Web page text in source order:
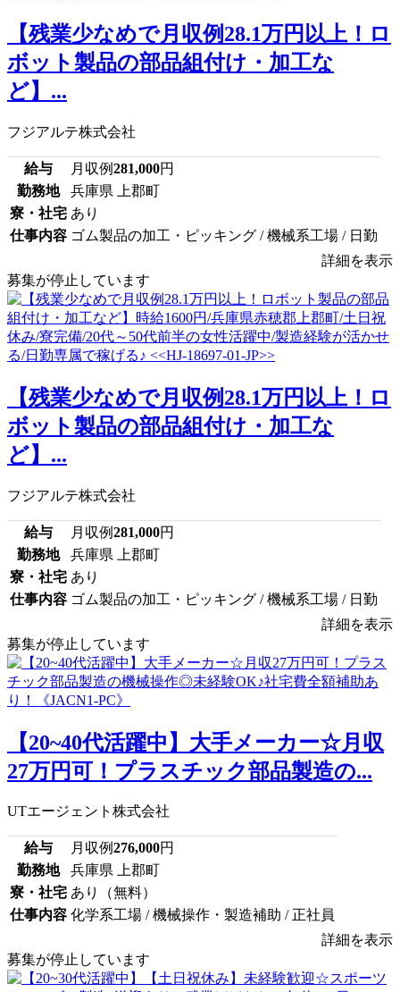
【残業少なめで月収例28.1万円以上！ロ
ボット製品の部品組付け・加工な
ど】...
フジアルテ株式会社
給与 月収例281,000円
勤務地
兵庫県 上郡町
寮・社宅 あり
仕事内容 ゴム製品の加工・ピッキング / 機械系工場 / 日勤
詳細を表示
募集が停止しています
【残業少なめで月収例28.1万円以上！ロ
ボット製品の部品組付け・加工な
ど】...
フジアルテ株式会社
給与 月収例281,000円
勤務地
兵庫県 上郡町
寮・社宅 あり
仕事内容 ゴム製品の加工・ピッキング / 機械系工場 / 日勤
詳細を表示
募集が停止しています
【20~40代活躍中】大手メーカー☆月収
27万円可！プラスチック部品製造の...
UTエージェント株式会社
給与 月収例276,000円
勤務地
兵庫県 上郡町
寮・社宅 あり（無料）
仕事内容 化学系工場 / 機械操作・製造補助 / 正社員
詳細を表示
募集が停止しています